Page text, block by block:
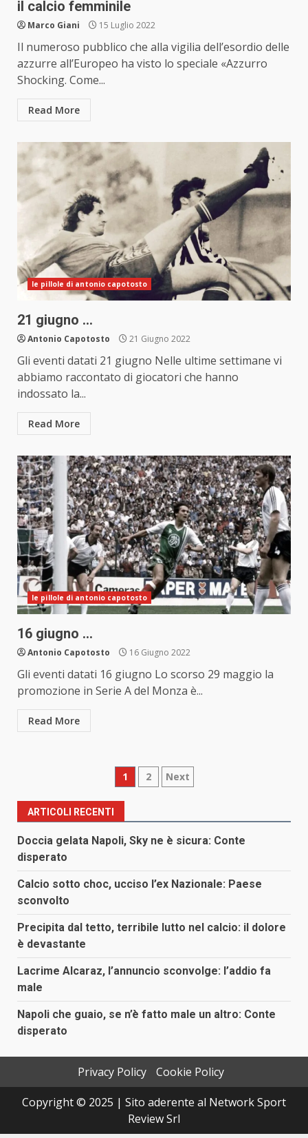
il calcio femminile
Marco Giani 15 Luglio 2022
Il numeroso pubblico che alla vigilia dell’esordio delle
azzurre all’Europeo ha visto lo speciale «Azzurro
Shocking. Come...
Read More
le pillole di antonio capotosto
21 giugno …
Antonio Capotosto 21 Giugno 2022
Gli eventi datati 21 giugno Nelle ultime settimane vi
abbiamo raccontato di giocatori che hanno
indossato la...
Read More
le pillole di antonio capotosto
16 giugno …
Antonio Capotosto 16 Giugno 2022
Gli eventi datati 16 giugno Lo scorso 29 maggio la
promozione in Serie A del Monza è...
Read More
Paginazione
degli
articoli
1 2 Next
ARTICOLI RECENTI
Doccia gelata Napoli, Sky ne è sicura: Conte
disperato
Calcio sotto choc, ucciso l’ex Nazionale: Paese
sconvolto
Precipita dal tetto, terribile lutto nel calcio: il dolore
è devastante
Lacrime Alcaraz, l’annuncio sconvolge: l’addio fa
male
Napoli che guaio, se n’è fatto male un altro: Conte
disperato
Privacy Policy
Cookie Policy
Copyright © 2025 | Sito aderente al Network Sport
Review Srl